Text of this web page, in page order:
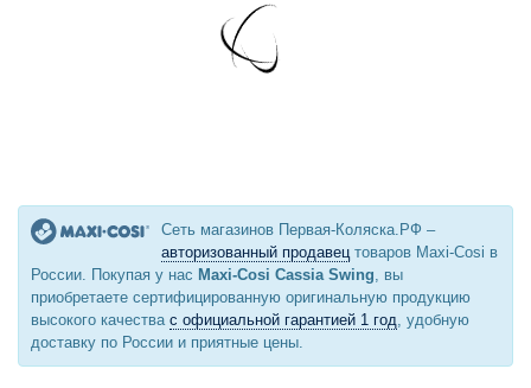
Сеть магазинов Первая-Коляска.РФ –
авторизованный продавецтоваров Maxi-Cosi в
России. Покупая у нас Maxi-Cosi Cassia Swing, вы
приобретаете сертифицированную оригинальную продукцию
высокого качества с официальной гарантией 1 год, удобную
доставку по России и приятные цены.